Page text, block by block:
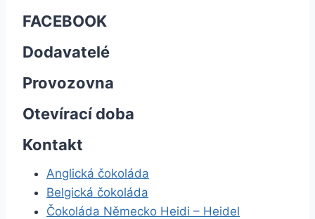
FACEBOOK
Dodavatelé
Provozovna
Otevírací doba
Kontakt
Anglická čokoláda
Belgická čokoláda
Čokoláda Německo Heidi – Heidel